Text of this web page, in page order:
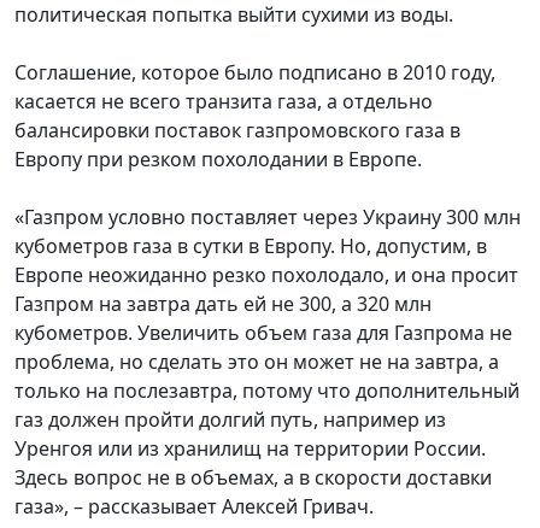
политическая попытка выйти сухими из воды.
Соглашение, которое было подписано в 2010 году,
касается не всего транзита газа, а отдельно
балансировки поставок газпромовского газа в
Европу при резком похолодании в Европе.
«Газпром условно поставляет через Украину 300 млн
кубометров газа в сутки в Европу. Но, допустим, в
Европе неожиданно резко похолодало, и она просит
Газпром на завтра дать ей не 300, а 320 млн
кубометров. Увеличить объем газа для Газпрома не
проблема, но сделать это он может не на завтра, а
только на послезавтра, потому что дополнительный
газ должен пройти долгий путь, например из
Уренгоя или из хранилищ на территории России.
Здесь вопрос не в объемах, а в скорости доставки
газа», – рассказывает Алексей Гривач.